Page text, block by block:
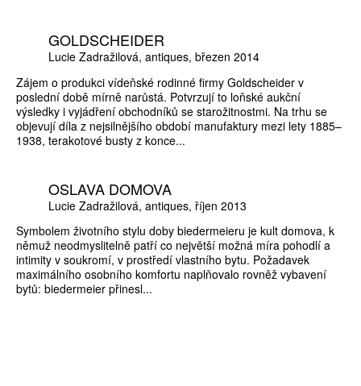
GOLDSCHEIDER
Lucie Zadražilová antiques březen 2014
Zájem o produkci vídeňské rodinné firmy Goldscheider v
poslední době mírně narůstá. Potvrzují to loňské aukční
výsledky i vyjádření obchodníků se starožitnostmi. Na trhu se
objevují díla z nejsilnějšího období manufaktury mezi lety 1885–
1938, terakotové busty z konce...
OSLAVA DOMOVA
Lucie Zadražilová antiques říjen 2013
Symbolem životního stylu doby biedermeieru je kult domova, k
němuž neodmyslitelně patří co největší možná míra pohodlí a
intimity v soukromí, v prostředí vlastního bytu. Požadavek
maximálního osobního komfortu naplňovalo rovněž vybavení
bytů: biedermeier přinesl...